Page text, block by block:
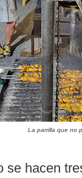
La parrilla que no
se hacen